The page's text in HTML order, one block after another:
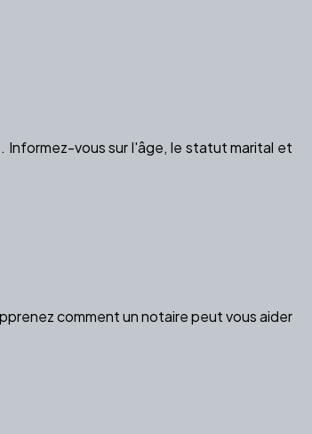
vous sur l'âge, le statut marital et
comment un notaire peut vous aider